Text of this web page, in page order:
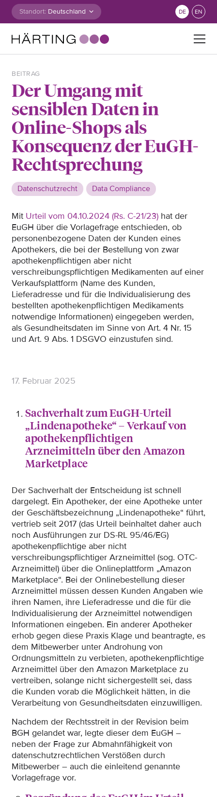
Zum Inhalt springen
Standort: DE EN
BEITRAG
Der Umgang mit
sensiblen Daten in
Online-Shops als
Konsequenz der EuGH-
Rechtsprechung
Datenschutzrecht Data Compliance
Mit Urteil vom 04.10.2024 (Rs. C-21/23) hat der
EuGH über die Vorlagefrage entschieden, ob
personenbezogene Daten der Kunden eines
Apothekers, die bei der Bestellung von zwar
apothekenpflichtigen aber nicht
verschreibungspflichtigen Medikamenten auf einer
Verkaufsplattform (Name des Kunden,
Lieferadresse und für die Individualisierung des
bestellten apothekenpflichtigen Medikaments
notwendige Informationen) eingegeben werden,
als Gesundheitsdaten im Sinne von Art. 4 Nr. 15
und Art. 9 Abs. 1 DSGVO einzustufen sind.
17. Februar 2025
Sachverhalt zum EuGH-Urteil
„Lindenapotheke“ – Verkauf von
apothekenpflichtigen
Arzneimitteln über den Amazon
Marketplace
Der Sachverhalt der Entscheidung ist schnell
dargelegt. Ein Apotheker, der eine Apotheke unter
der Geschäftsbezeichnung „Lindenapotheke“ führt,
vertrieb seit 2017 (das Urteil beinhaltet daher auch
noch Ausführungen zur DS-RL 95/46/EG)
apothekenpflichtige aber nicht
verschreibungspflichtiger Arzneimittel (sog. OTC-
Arzneimittel) über die Onlineplattform „Amazon
Marketplace“. Bei der Onlinebestellung dieser
Arzneimittel müssen dessen Kunden Angaben wie
ihren Namen, ihre Lieferadresse und die für die
Individualisierung der Arzneimittel notwendigen
Informationen eingeben. Ein anderer Apotheker
erhob gegen diese Praxis Klage und beantragte, es
dem Mitbewerber unter Androhung von
Ordnungsmitteln zu verbieten, apothekenpflichtige
Arzneimittel über den Amazon Marketplace zu
vertreiben, solange nicht sichergestellt sei, dass
die Kunden vorab die Möglichkeit hätten, in die
Verarbeitung von Gesundheitsdaten einzuwilligen.
Nachdem der Rechtsstreit in der Revision beim
BGH gelandet war, legte dieser dem EuGH –
neben der Frage zur Abmahnfähigkeit von
datenschutzrechtlichen Verstößen durch
Mitbewerber – auch die einleitend genannte
Vorlagefrage vor.